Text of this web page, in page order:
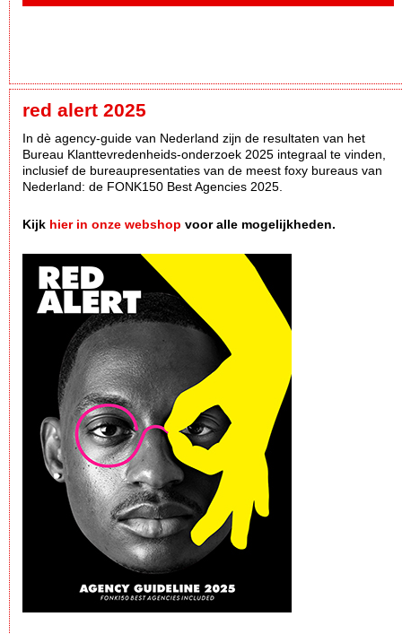
red alert 2025
In dè agency-guide van Nederland zijn de resultaten van het
Bureau Klanttevredenheids-onderzoek 2025 integraal te vinden,
inclusief de bureaupresentaties van de meest foxy bureaus van
Nederland: de FONK150 Best Agencies 2025.
Kijk hier in onze webshop voor alle mogelijkheden.